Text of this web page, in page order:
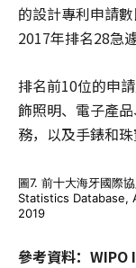
的設計專利申請
2017年排名28急
排名前10位的申
飾照明、電子產
務，以及手錶和珠
圖7. 前十大海牙國際
Statistics Database,
2019
參考資料：